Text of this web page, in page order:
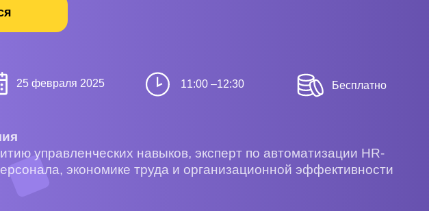
11:00 –12:30
управленческих навыков, эксперт по автоматизации HR-
экономике труда и организационной эффективности
Бесплатно
25 февраля 2025